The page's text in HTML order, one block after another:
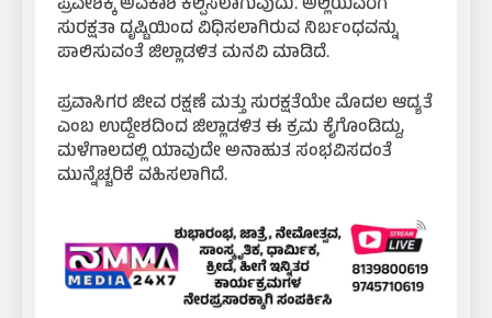
ಪ್ರವೇಶಕ್ಕೆ ಅವಕಾಶ ಕಲ್ಪಿಸಲಾಗುವುದು. ಅಲ್ಲಿಯವರೆಗೆ
ಸುರಕ್ಷತಾ ದೃಷ್ಟಿಯಿಂದ ವಿಧಿಸಲಾಗಿರುವ ನಿರ್ಬಂಧವನ್ನು
ಪಾಲಿಸುವಂತೆ ಜಿಲ್ಲಾಡಳಿತ ಮನವಿ ಮಾಡಿದೆ.
ಪ್ರವಾಸಿಗರ ಜೀವ ರಕ್ಷಣೆ ಮತ್ತು ಸುರಕ್ಷತೆಯೇ ಮೊದಲ ಆದ್ಯತೆ
ಎಂಬ ಉದ್ದೇಶದಿಂದ ಜಿಲ್ಲಾಡಳಿತ ಈ ಕ್ರಮ ಕೈಗೊಂಡಿದ್ದು,
ಮಳೆಗಾಲದಲ್ಲಿ ಯಾವುದೇ ಅನಾಹುತ ಸಂಭವಿಸದಂತೆ
ಮುನ್ನೆಚ್ಚರಿಕೆ ವಹಿಸಲಾಗಿದೆ.